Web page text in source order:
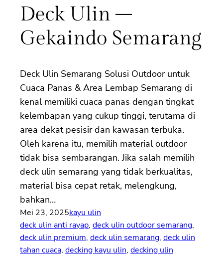
Deck Ulin –
Gekaindo Semarang
Deck Ulin Semarang Solusi Outdoor untuk
Cuaca Panas & Area Lembap Semarang di
kenal memiliki cuaca panas dengan tingkat
kelembapan yang cukup tinggi, terutama di
area dekat pesisir dan kawasan terbuka.
Oleh karena itu, memilih material outdoor
tidak bisa sembarangan. Jika salah memilih
deck ulin semarang yang tidak berkualitas,
material bisa cepat retak, melengkung,
bahkan…
Mei 23, 2025kayu ulin
deck ulin anti rayap, deck ulin outdoor semarang
deck ulin premium, deck ulin semarang, deck ulin
tahan cuaca, decking kayu ulin, decking ulin